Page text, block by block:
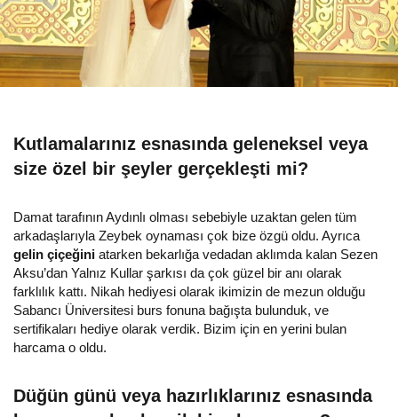
Kutlamalarınız esnasında geleneksel veya
size özel bir şeyler gerçekleşti mi?
Damat tarafının Aydınlı olması sebebiyle uzaktan gelen tüm
arkadaşlarıyla Zeybek oynaması çok bize özgü oldu. Ayrıca
gelin çiçeğini atarken bekarlığa vedadan aklımda kalan Sezen
Aksu’dan Yalnız Kullar şarkısı da çok güzel bir anı olarak
farklılık kattı. Nikah hediyesi olarak ikimizin de mezun olduğu
Sabancı Üniversitesi burs fonuna bağışta bulunduk, ve
sertifikaları hediye olarak verdik. Bizim için en yerini bulan
harcama o oldu.
Düğün günü veya hazırlıklarınız esnasında